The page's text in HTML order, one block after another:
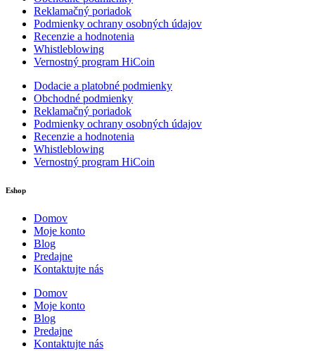
Reklamačný poriadok
Podmienky ochrany osobných údajov
Recenzie a hodnotenia
Whistleblowing
Vernostný program HiCoin
Dodacie a platobné podmienky
Obchodné podmienky
Reklamačný poriadok
Podmienky ochrany osobných údajov
Recenzie a hodnotenia
Whistleblowing
Vernostný program HiCoin
Eshop
Domov
Moje konto
Blog
Predajne
Kontaktujte nás
Domov
Moje konto
Blog
Predajne
Kontaktujte nás